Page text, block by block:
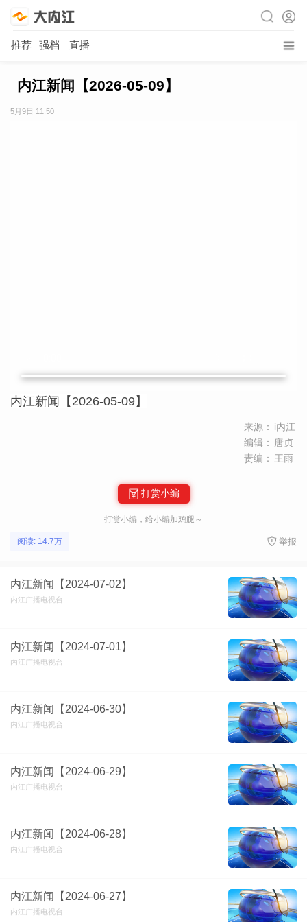
推荐 强档 直播
内江新闻【2026-05-09】
5月9日 11:50
内江新闻【2026-05-09】
来源： i内江
编辑：
唐贞
责编： 王雨
打赏小编
打赏小编，给小编加鸡腿～
阅读: 14.7万 举报
内江新闻【2024-07-02】
内江广播电视台
内江新闻【2024-07-01】
内江广播电视台
内江新闻【2024-06-30】
内江广播电视台
内江新闻【2024-06-29】
内江广播电视台
内江新闻【2024-06-28】
内江广播电视台
内江新闻【2024-06-27】
内江广播电视台